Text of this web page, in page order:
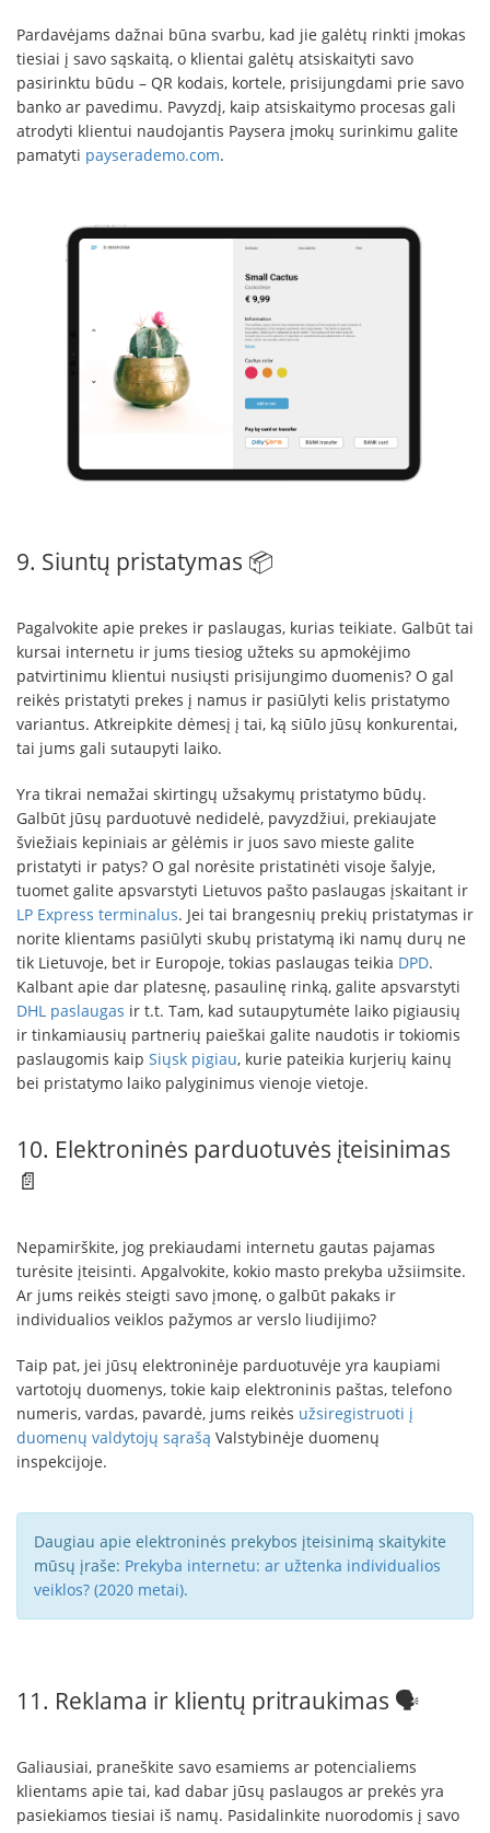
Pardavėjams dažnai būna svarbu, kad jie galėtų rinkti įmokas
tiesiai į savo sąskaitą, o klientai galėtų atsiskaityti savo
pasirinktu būdu – QR kodais, kortele, prisijungdami prie savo
banko ar pavedimu. Pavyzdį, kaip atsiskaitymo procesas gali
atrodyti klientui naudojantis Paysera įmokų surinkimu galite
pamatyti payserademo.com.
9. Siuntų pristatymas 📦
Pagalvokite apie prekes ir paslaugas, kurias teikiate. Galbūt tai
kursai internetu ir jums tiesiog užteks su apmokėjimo
patvirtinimu klientui nusiųsti prisijungimo duomenis? O gal
reikės pristatyti prekes į namus ir pasiūlyti kelis pristatymo
variantus. Atkreipkite dėmesį į tai, ką siūlo jūsų konkurentai,
tai jums gali sutaupyti laiko.
Yra tikrai nemažai skirtingų užsakymų pristatymo būdų.
Galbūt jūsų parduotuvė nedidelė, pavyzdžiui, prekiaujate
šviežiais kepiniais ar gėlėmis ir juos savo mieste galite
pristatyti ir patys? O gal norėsite pristatinėti visoje šalyje,
tuomet galite apsvarstyti Lietuvos pašto paslaugas įskaitant ir
LP Express terminalus. Jei tai brangesnių prekių pristatymas ir
norite klientams pasiūlyti skubų pristatymą iki namų durų ne
tik Lietuvoje, bet ir Europoje, tokias paslaugas teikia DPD.
Kalbant apie dar platesnę, pasaulinę rinką, galite apsvarstyti
DHL paslaugas ir t.t. Tam, kad sutaupytumėte laiko pigiausių
ir tinkamiausių partnerių paieškai galite naudotis ir tokiomis
paslaugomis kaip Siųsk pigiau, kurie pateikia kurjerių kainų
bei pristatymo laiko palyginimus vienoje vietoje.
10. Elektroninės parduotuvės įteisinimas
📄
Nepamirškite, jog prekiaudami internetu gautas pajamas
turėsite įteisinti. Apgalvokite, kokio masto prekyba užsiimsite.
Ar jums reikės steigti savo įmonę, o galbūt pakaks ir
individualios veiklos pažymos ar verslo liudijimo?
Taip pat, jei jūsų elektroninėje parduotuvėje yra kaupiami
vartotojų duomenys, tokie kaip elektroninis paštas, telefono
numeris, vardas, pavardė, jums reikės užsiregistruoti į
duomenų valdytojų sąrašą Valstybinėje duomenų
inspekcijoje.
Daugiau apie elektroninės prekybos įteisinimą skaitykite
mūsų įraše: Prekyba internetu: ar užtenka individualios
veiklos? (2020 metai).
11. Reklama ir klientų pritraukimas 🗣
Galiausiai, praneškite savo esamiems ar potencialiems
klientams apie tai, kad dabar jūsų paslaugos ar prekės yra
pasiekiamos tiesiai iš namų. Pasidalinkite nuorodomis į savo